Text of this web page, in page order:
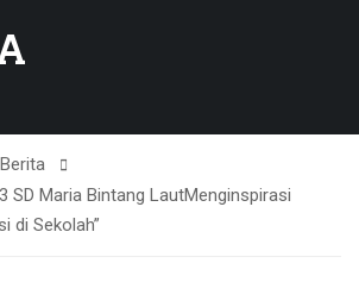
Berita
SD Maria Bintang LautMenginspirasi
di Sekolah”